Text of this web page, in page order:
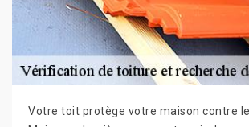
Votre toit protège votre maison contre